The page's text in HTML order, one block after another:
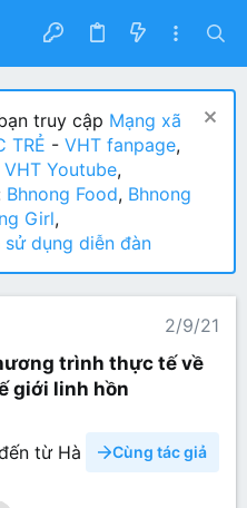
truy cập Mạng xã
TRẺ - VHT fanpage,
VHT Youtube,
Bhnong Food, Bhnong
Girl,
sử dụng diễn đàn
2/9/21
trình thực tế về
giới linh hồn
từ Hà
Cùng tác giả